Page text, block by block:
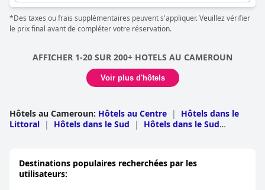
*Des taxes ou frais supplémentaires peuvent s'appliquer. Veuillez vérifier
le prix final avant de compléter votre réservation.
AFFICHER 1-20 SUR 200+ HOTELS AU CAMEROUN
Voir plus d'hôtels
Hôtels au Cameroun: Hôtels au Centre |
Hôtels dans le
Littoral | Hôtels dans le Sud |
Hôtels dans le Sud
Destinations populaires recherchées par les
utilisateurs: